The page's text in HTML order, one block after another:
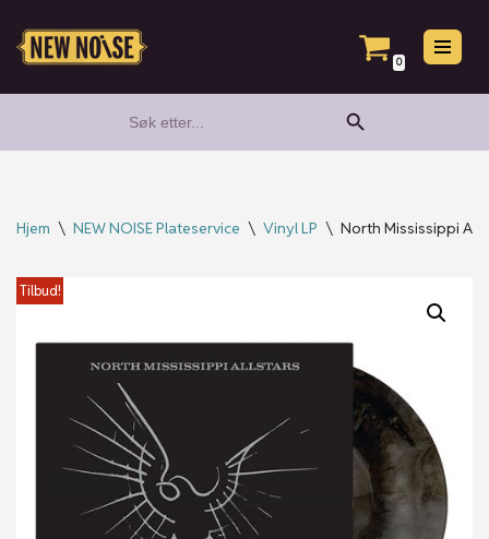
Hopp
0
for:
Search Button
Hjem \ NEW NOISE Plateservice \ Vinyl LP \ North Mississippi
Tilbud!